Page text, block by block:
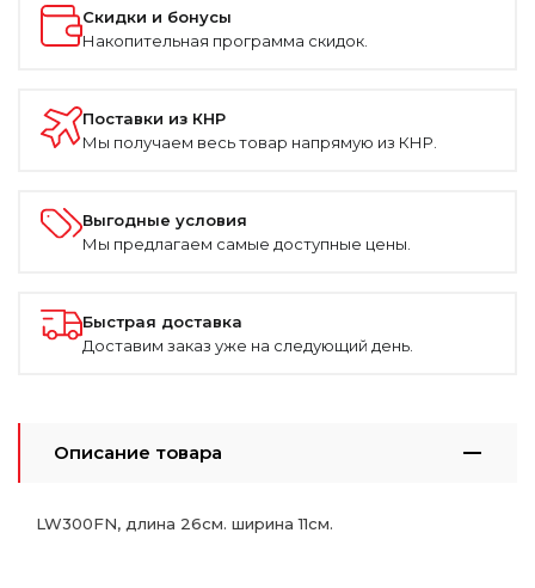
Скидки и бонусы
Накопительная программа скидок.
Поставки из КНР
Мы получаем весь товар напрямую из КНР.
Выгодные условия
Мы предлагаем самые доступные цены.
Быстрая доставка
Доставим заказ уже на следующий день.
Описание товара
LW300FN, длина 26см. ширина 11см.